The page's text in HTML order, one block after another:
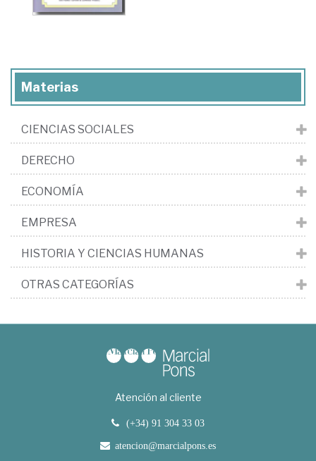
Materias
CIENCIAS SOCIALES
DERECHO
ECONOMÍA
EMPRESA
HISTORIA Y CIENCIAS HUMANAS
OTRAS CATEGORÍAS
Atención al cliente
(+34) 91 304 33 03
atencion@marcialpons.es